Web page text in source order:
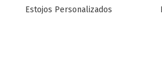
Estojos Personalizados